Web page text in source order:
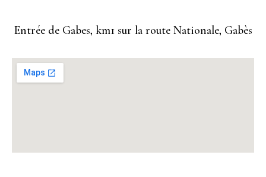
Entrée de Gabes, km1 sur la route Nationale, Gabès